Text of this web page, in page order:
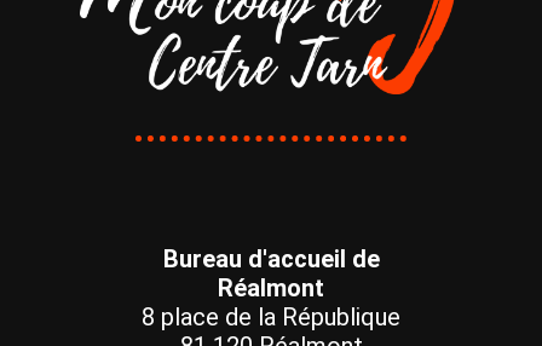
Bureau d'accueil de
Réalmont
8 place de la République